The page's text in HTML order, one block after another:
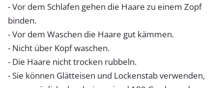
- Vor dem Schlafen gehen die Haare zu einem Zopf
binden.
- Vor dem Waschen die Haare gut kämmen.
- Nicht über Kopf waschen.
- Die Haare nicht trocken rubbeln.
- Sie können Glätteisen und Lockenstab verwenden,